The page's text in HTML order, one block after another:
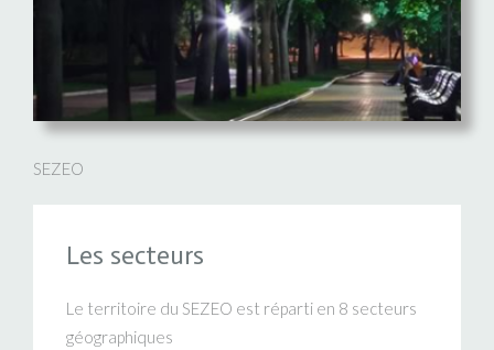
SEZEO
Les secteurs
Le territoire du SEZEO est réparti en 8 secteurs
géographiques